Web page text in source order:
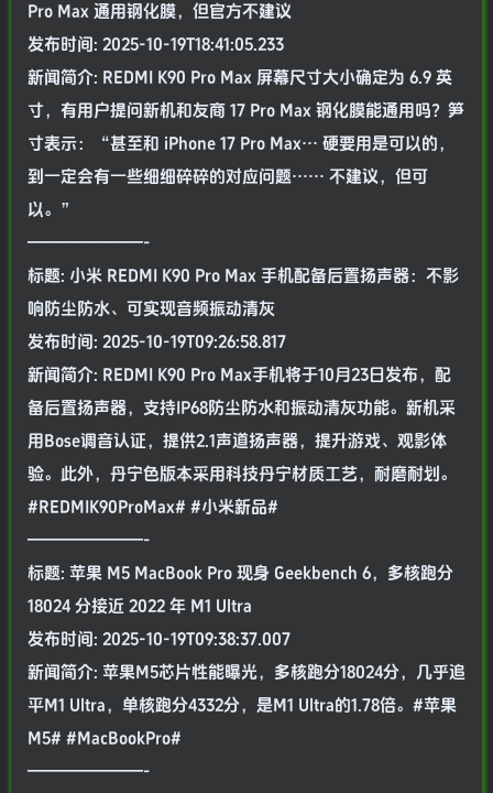
Pro Max 通用钢化膜，但官方不建议
发布时间: 2025-10-19T18:41:05.233
新闻简介: REDMI K90 Pro Max 屏幕尺寸大小确定为 6.9 英
寸，有用户提问新机和友商 17 Pro Max 钢化膜能通用吗？笋
寸表示：“甚至和 iPhone 17 Pro Max… 硬要用是可以的，
到一定会有一些细细碎碎的对应问题…… 不建议，但可
以。”
———————-
标题: 小米 REDMI K90 Pro Max 手机配备后置扬声器：不影
响防尘防水、可实现音频振动清灰
发布时间: 2025-10-19T09:26:58.817
新闻简介: REDMI K90 Pro Max手机将于10月23日发布，配
备后置扬声器，支持IP68防尘防水和振动清灰功能。新机采
用Bose调音认证，提供2.1声道扬声器，提升游戏、观影体
验。此外，丹宁色版本采用科技丹宁材质工艺，耐磨耐划。
#REDMIK90ProMax# #小米新品#
———————-
标题: 苹果 M5 MacBook Pro 现身 Geekbench 6，多核跑分
18024 分接近 2022 年 M1 Ultra
发布时间: 2025-10-19T09:38:37.007
新闻简介: 苹果M5芯片性能曝光，多核跑分18024分，几乎追
平M1 Ultra，单核跑分4332分，是M1 Ultra的1.78倍。#苹果
M5# #MacBookPro#
———————-